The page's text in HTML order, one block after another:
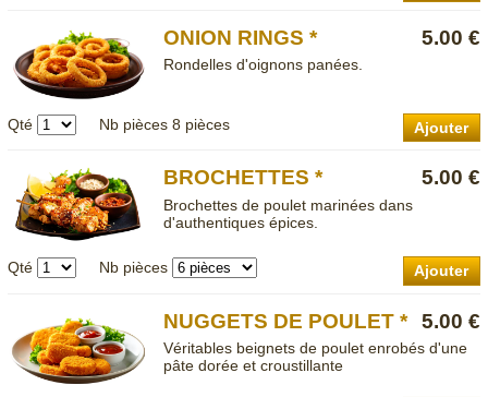
5.00 €
ONION RINGS *
Rondelles d'oignons panées.
Qté Nb pièces 8 pièces Ajouter
5.00 €
BROCHETTES *
Brochettes de poulet marinées dans
d'authentiques épices.
Qté Nb pièces Ajouter
5.00 €
NUGGETS DE POULET *
Véritables beignets de poulet enrobés d'une
pâte dorée et croustillante